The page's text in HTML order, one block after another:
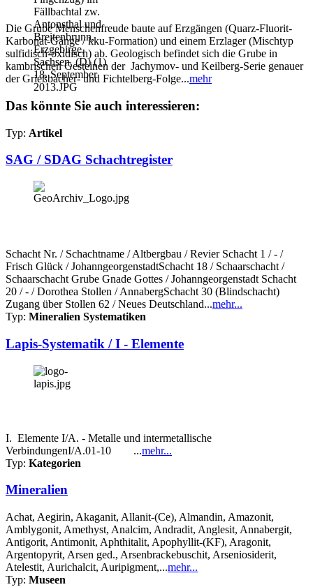
Die Grube Menschenfreude baute auf Erzgängen (Quarz-Fluorit-
Karbonat-Gänge / kku-Formation) und einem Erzlager (Mischtyp
sulfidisch-oxidisch) ab. Geologisch befindet sich die Grube in
kambrischen Gesteinen der Jachymov- und Keilberg-Serie genauer
der Grießbacher- und Fichtelberg-Folge...mehr
Das könnte Sie auch interessieren:
Typ: Artikel
SAG / SDAG Schachtregister
Schacht Nr. / Schachtname / Altbergbau / Revier Schacht 1 / - /
Frisch Glück / JohanngeorgenstadtSchacht 18 / Schaarschacht /
Schaarschacht Grube Gnade Gottes / Johanngeorgenstadt Schacht
20 / - / Dorothea Stollen / AnnabergSchacht 30 (Blindschacht)
Zugang über Stollen 62 / Neues Deutschland...mehr...
Typ: Mineralien Systematiken
Lapis-Systematik / I - Elemente
I. Elemente I/A. - Metalle und intermetallische
VerbindungenI/A.01-10 ...mehr...
Typ: Kategorien
Mineralien
Achat, Aegirin, Akaganit, Allanit-(Ce), Almandin, Amazonit,
Amblygonit, Amethyst, Analcim, Andradit, Anglesit, Annabergit,
Antigorit, Antimonit, Aphthitalit, Apophyllit-(KF), Aragonit,
Argentopyrit, Arsen ged., Arsenbrackebuschit, Arseniosiderit,
Atelestit, Aurichalcit, Auripigment,...mehr...
Typ: Museen